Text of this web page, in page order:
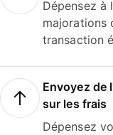
Dépensez à
majorations
transaction
Envoyez de
sur les frais
Dépensez